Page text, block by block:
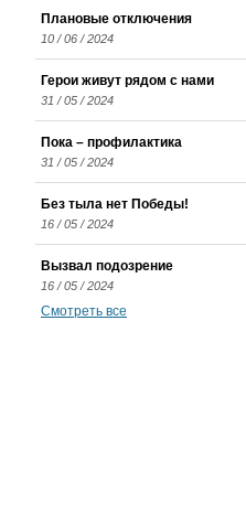
Плановые отключения
10 / 06 / 2024
Герои живут рядом с нами
31 / 05 / 2024
Пока – профилактика
31 / 05 / 2024
Без тыла нет Победы!
16 / 05 / 2024
Вызвал подозрение
16 / 05 / 2024
Смотреть все